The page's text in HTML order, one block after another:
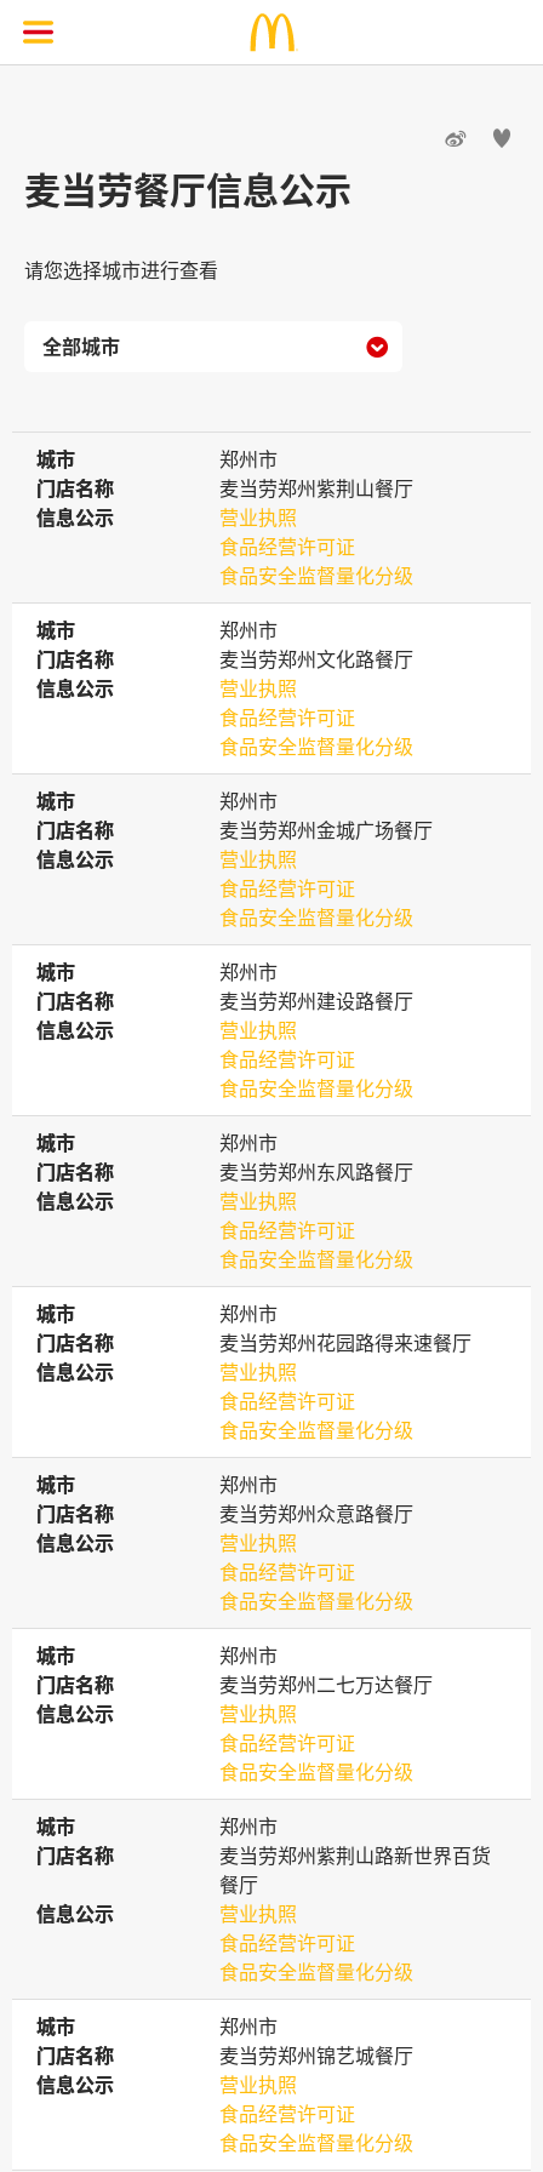
 
麦当劳餐厅信息公示
请您选择城市进行查看

城市
城市
郑州市
门店名称
门店名称
麦当劳郑州紫荆山餐厅
信息公示
信息公示
营业执照
食品经营许可证
食品安全监督量化分级
城市
城市
郑州市
门店名称
门店名称
麦当劳郑州文化路餐厅
信息公示
信息公示
营业执照
食品经营许可证
食品安全监督量化分级
城市
城市
郑州市
门店名称
门店名称
麦当劳郑州金城广场餐厅
信息公示
信息公示
营业执照
食品经营许可证
食品安全监督量化分级
城市
城市
郑州市
门店名称
门店名称
麦当劳郑州建设路餐厅
信息公示
信息公示
营业执照
食品经营许可证
食品安全监督量化分级
城市
城市
郑州市
门店名称
门店名称
麦当劳郑州东风路餐厅
信息公示
信息公示
营业执照
食品经营许可证
食品安全监督量化分级
城市
城市
郑州市
门店名称
门店名称
麦当劳郑州花园路得来速餐厅
信息公示
信息公示
营业执照
食品经营许可证
食品安全监督量化分级
城市
城市
郑州市
门店名称
门店名称
麦当劳郑州众意路餐厅
信息公示
信息公示
营业执照
食品经营许可证
食品安全监督量化分级
城市
城市
郑州市
门店名称
门店名称
麦当劳郑州二七万达餐厅
信息公示
信息公示
营业执照
食品经营许可证
食品安全监督量化分级
城市
城市
郑州市
门店名称
门店名称
麦当劳郑州紫荆山路新世界百货
餐厅
信息公示
信息公示
营业执照
食品经营许可证
食品安全监督量化分级
城市
城市
郑州市
门店名称
门店名称
麦当劳郑州锦艺城餐厅
信息公示
信息公示
营业执照
食品经营许可证
食品安全监督量化分级